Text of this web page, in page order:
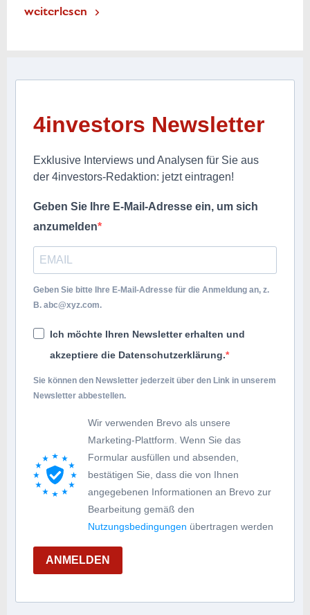
weiterlesen
4investors Newsletter
Exklusive Interviews und Analysen für Sie aus
der 4investors-Redaktion: jetzt eintragen!
Geben Sie Ihre E-Mail-Adresse ein, um sich
anzumelden
Geben Sie bitte Ihre E-Mail-Adresse für die Anmeldung an, z.
B. abc@xyz.com.
Ich möchte Ihren Newsletter erhalten und
akzeptiere die Datenschutzerklärung.
Sie können den Newsletter jederzeit über den Link in unserem
Newsletter abbestellen.
Wir verwenden Brevo als unsere
Marketing-Plattform. Wenn Sie das
Formular ausfüllen und absenden,
bestätigen Sie, dass die von Ihnen
angegebenen Informationen an Brevo zur
Bearbeitung gemäß den
Nutzungsbedingungen übertragen werden
ANMELDEN